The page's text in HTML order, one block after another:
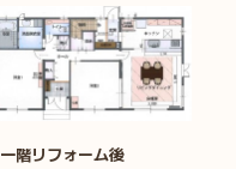
一階リフォーム後